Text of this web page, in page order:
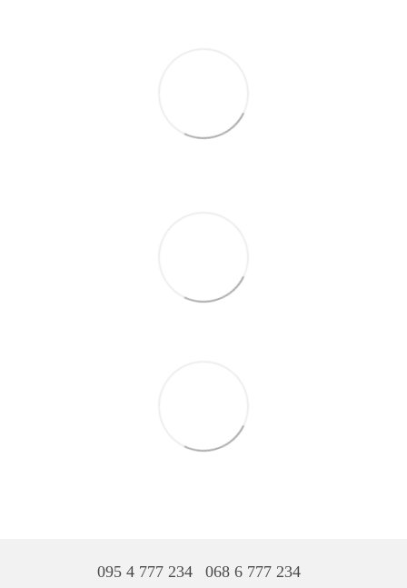
095 4 777 234 068 6 777 234